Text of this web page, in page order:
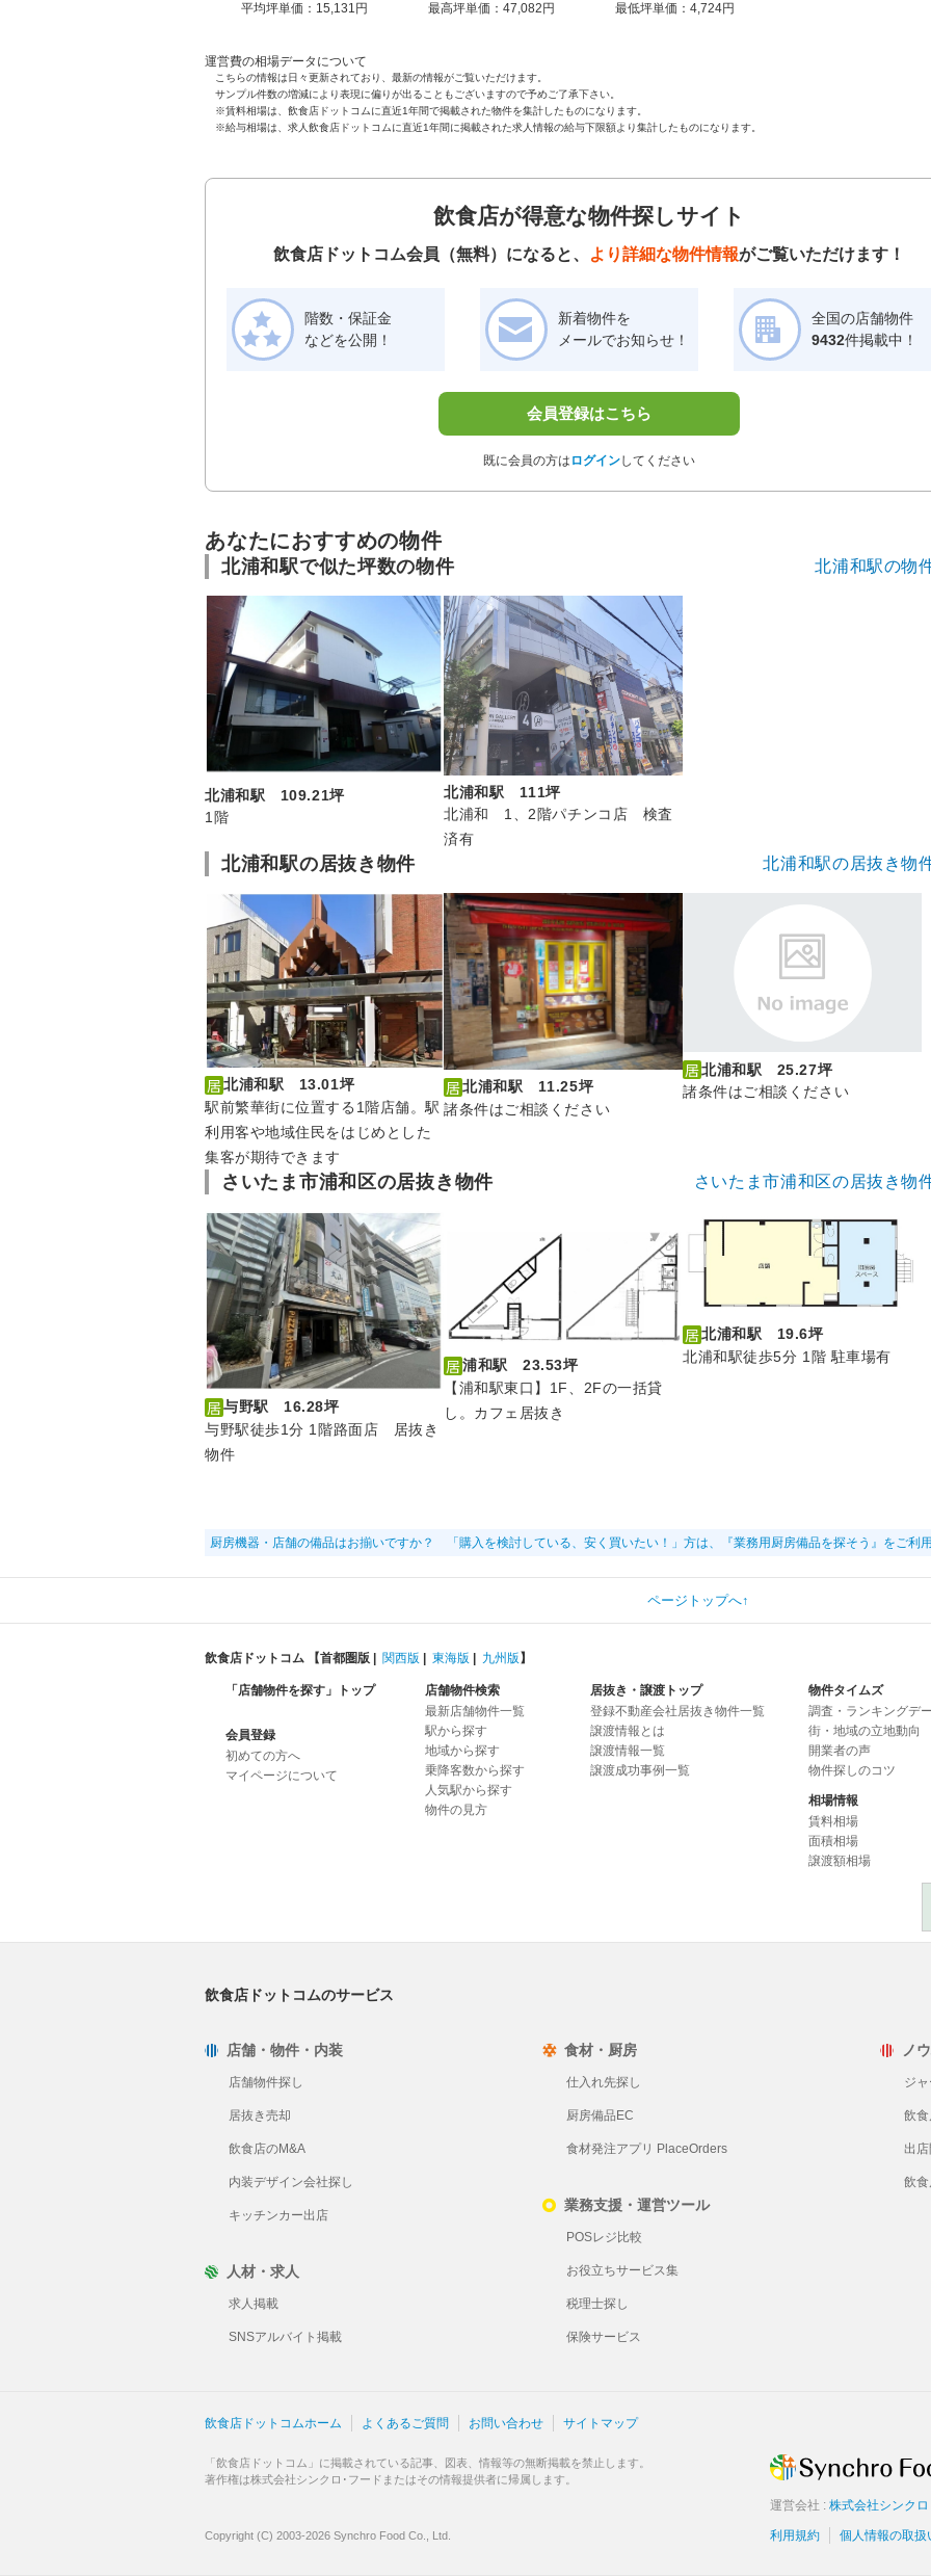
平均坪単価：15,131円
最高坪単価：47,082円 最低坪単価：4,724円
運営費の相場データについて
こちらの情報は日々更新されており、最新の情報がご覧いただけます。
サンプル件数の増減により表現に偏りが出ることもございますので予めご了承下さい。
※賃料相場は、飲食店ドットコムに直近1年間で掲載された物件を集計したものになります。
※給与相場は、求人飲食店ドットコムに直近1年間に掲載された求人情報の給与下限額より集計したものになります。
飲食店が得意な物件探しサイト
飲食店ドットコム会員（無料）になると、 より詳細な物件情報がご覧いただけます！
階数・保証金
などを公開！
新着物件を
メールでお知らせ！
全国の店舗物件
9432件掲載中！
会員登録はこちら
既に会員の方は ログインしてください
あなたにおすすめの物件
北浦和駅で似た坪数の物件 北浦和駅の物
北浦和駅 109.21坪
1階
北浦和駅 111坪
北浦和 1、2階パチンコ店 検査
済有
北浦和駅の居抜き物件 北浦和駅の居抜き物
北浦和駅 13.01坪
駅前繁華街に位置する1階店舗。駅
利用客や地域住民をはじめとした
集客が期待できます
北浦和駅 11.25坪
諸条件はご相談ください
北浦和駅 25.27坪
諸条件はご相談ください
さいたま市浦和区の居抜き物件 さいたま市浦和区の居抜き物
与野駅 16.28坪
与野駅徒歩1分 1階路面店 居抜き
物件
浦和駅 23.53坪
【浦和駅東口】1F、2Fの一括貸
し。カフェ居抜き
北浦和駅 19.6坪
北浦和駅徒歩5分 1階 駐車場有
厨房機器・店舗の備品はお揃いですか？ 「購入を検討している、安く買いたい！」方は、『業務用厨房備品を探そう』をご利
ページトップへ↑
飲食店ドットコム 【首都圏版 関西版 東海版 九州版 】
「店舗物件を探す」トップ
会員登録
初めての方へ
マイページについて
店舗物件検索
最新店舗物件一覧
駅から探す
地域から探す
乗降客数から探す
人気駅から探す
物件の見方
居抜き・譲渡トップ
登録不動産会社居抜き物件一覧
譲渡情報とは
譲渡情報一覧
譲渡成功事例一覧
物件タイムズ
調査・ランキングデ
街・地域の立地動向
開業者の声
物件探しのコツ
相場情報
賃料相場
面積相場
譲渡額相場
飲食店ドットコムのサービス
店舗・物件・内装
店舗物件探し
居抜き売却
飲食店のM&A
内装デザイン会社探し
キッチンカー出店
人材・求人
求人掲載
SNSアルバイト掲載
食材・厨房
仕入れ先探し
厨房備品EC
食材発注アプリ PlaceOrders
業務支援・運営ツール
POSレジ比較
お役立ちサービス集
税理士探し
保険サービス
ノ
ジ
飲
出
飲
飲食店ドットコムホーム よくあるご質問 お問い合わせ サイトマップ
「飲食店ドットコム」に掲載されている記事、図表、情報等の無断掲載を禁止します。
著作権は株式会社シンクロ･フードまたはその情報提供者に帰属します。
Copyright (C) 2003-2026 Synchro Food Co., Ltd.
運営会社 : 株式会社シンク
利用規約 個人情報の取扱